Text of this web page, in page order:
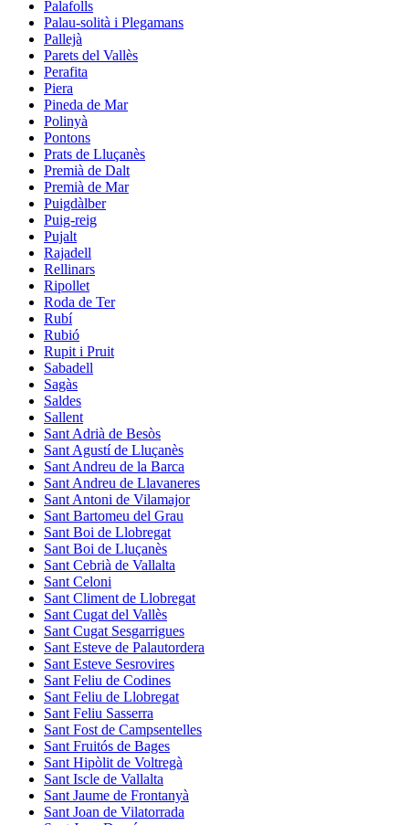
Palafolls
Palau-solità i Plegamans
Pallejà
Parets del Vallès
Perafita
Piera
Pineda de Mar
Polinyà
Pontons
Prats de Lluçanès
Premià de Dalt
Premià de Mar
Puigdàlber
Puig-reig
Pujalt
Rajadell
Rellinars
Ripollet
Roda de Ter
Rubí
Rubió
Rupit i Pruit
Sabadell
Sagàs
Saldes
Sallent
Sant Adrià de Besòs
Sant Agustí de Lluçanès
Sant Andreu de la Barca
Sant Andreu de Llavaneres
Sant Antoni de Vilamajor
Sant Bartomeu del Grau
Sant Boi de Llobregat
Sant Boi de Lluçanès
Sant Cebrià de Vallalta
Sant Celoni
Sant Climent de Llobregat
Sant Cugat del Vallès
Sant Cugat Sesgarrigues
Sant Esteve de Palautordera
Sant Esteve Sesrovires
Sant Feliu de Codines
Sant Feliu de Llobregat
Sant Feliu Sasserra
Sant Fost de Campsentelles
Sant Fruitós de Bages
Sant Hipòlit de Voltregà
Sant Iscle de Vallalta
Sant Jaume de Frontanyà
Sant Joan de Vilatorrada